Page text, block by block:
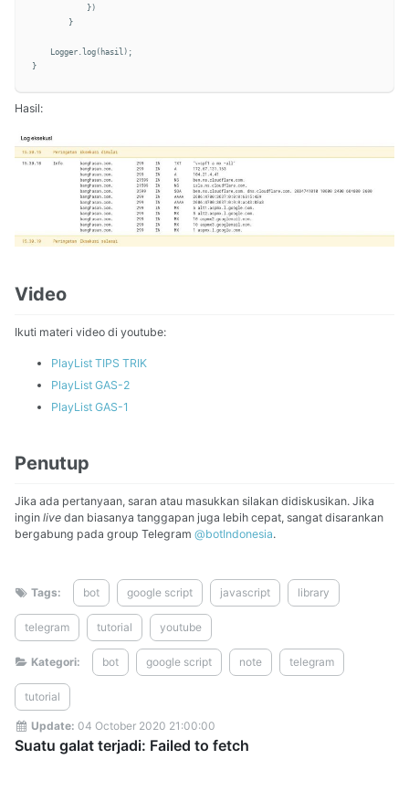
})
}
Logger . log ( hasil);
}
Hasil:
Video
Ikuti materi video di youtube:
PlayList TIPS TRIK
PlayList GAS-2
PlayList GAS-1
Penutup
Jika ada pertanyaan, saran atau masukkan silakan didiskusikan. Jika
ingin live dan biasanya tanggapan juga lebih cepat, sangat disarankan
bergabung pada group Telegram @botIndonesia.
Tags: bot google script javascript library
telegram tutorial youtube
Kategori: bot google script note telegram
tutorial
Update: 04 October 2020 21:00:00